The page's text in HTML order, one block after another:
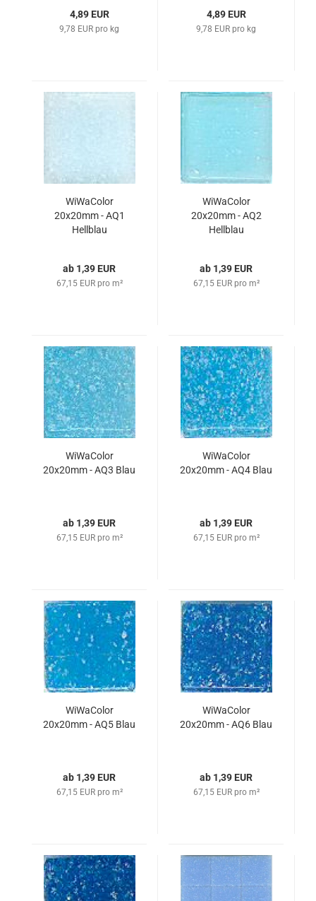
4,89 EUR
9,78 EUR pro kg
4,89 EUR
9,78 EUR pro kg
WiWaColor
20x20mm - AQ1
Hellblau
ab 1,39 EUR
67,15 EUR pro m²
WiWaColor
20x20mm - AQ2
Hellblau
ab 1,39 EUR
67,15 EUR pro m²
WiWaColor
20x20mm - AQ3 Blau
ab 1,39 EUR
67,15 EUR pro m²
WiWaColor
20x20mm - AQ4 Blau
ab 1,39 EUR
67,15 EUR pro m²
WiWaColor
20x20mm - AQ5 Blau
ab 1,39 EUR
67,15 EUR pro m²
WiWaColor
20x20mm - AQ6 Blau
ab 1,39 EUR
67,15 EUR pro m²